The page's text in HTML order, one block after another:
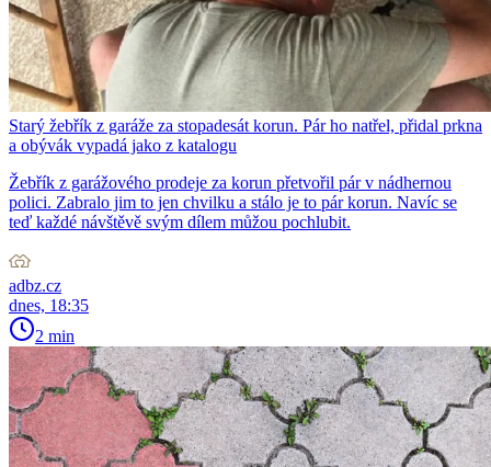
Starý žebřík z garáže za stopadesát korun. Pár ho natřel, přidal prkna
a obývák vypadá jako z katalogu
Žebřík z garážového prodeje za korun přetvořil pár v nádhernou
polici. Zabralo jim to jen chvilku a stálo je to pár korun. Navíc se
teď každé návštěvě svým dílem můžou pochlubit.
adbz.cz
dnes, 18:35
2 min